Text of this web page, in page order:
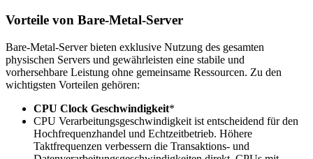
Vorteile von Bare-Metal-Server
Bare-Metal-Server bieten exklusive Nutzung des gesamten
physischen Servers und gewährleisten eine stabile und
vorhersehbare Leistung ohne gemeinsame Ressourcen. Zu den
wichtigsten Vorteilen gehören:
CPU Clock Geschwindigkeit*
CPU Verarbeitungsgeschwindigkeit ist entscheidend für den
Hochfrequenzhandel und Echtzeitbetrieb. Höhere
Taktfrequenzen verbessern die Transaktions- und